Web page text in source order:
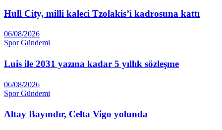
Hull City, milli kaleci Tzolakis’i kadrosuna kattı
06/08/2026
Spor Gündemi
Luis ile 2031 yazına kadar 5 yıllık sözleşme
06/08/2026
Spor Gündemi
Altay Ba­yındır, Celta Vigo yolunda